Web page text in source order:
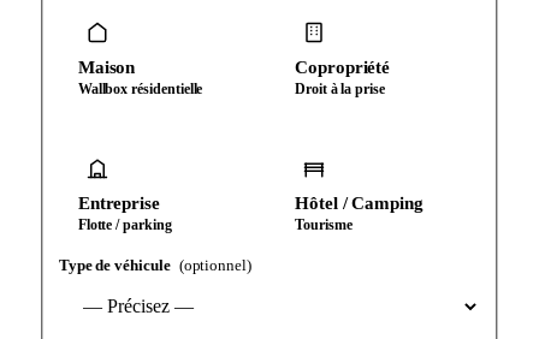
Maison
Wallbox résidentielle
Copropriété
Droit à la prise
Entreprise
Flotte / parking
Hôtel / Camping
Tourisme
Type de véhicule (optionnel)